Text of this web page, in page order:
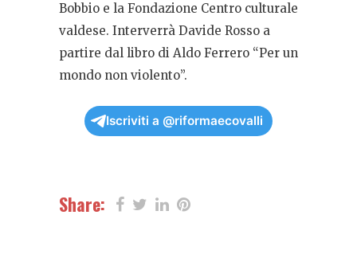
Bobbio e la Fondazione Centro culturale
valdese. Interverrà Davide Rosso a
partire dal libro di Aldo Ferrero “Per un
mondo non violento”.
Iscriviti a @riformaecovalli
Share: